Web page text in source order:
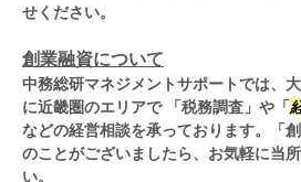
せください。
創業融資について
中務総研マネジメントサポートでは、
に近畿圏のエリアで 「税務調査」や「
などの経営相談を承っております。「
のことがございましたら、お気軽に当
い。